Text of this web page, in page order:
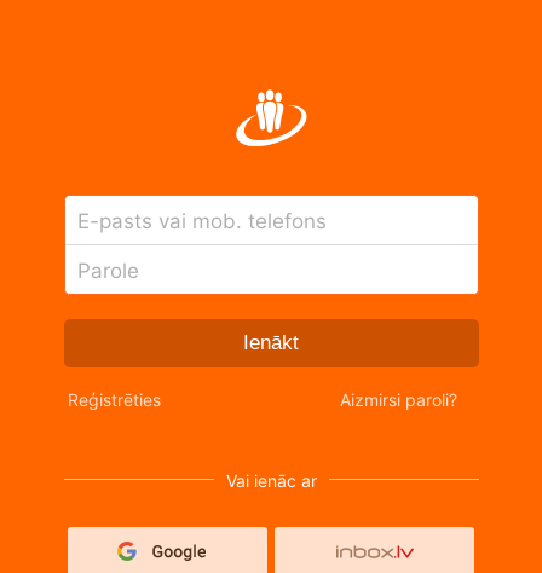
E-pasts vai mob. telefons
Parole
Ienākt
Reģistrēties Aizmirsi paroli?
Vai ienāc ar